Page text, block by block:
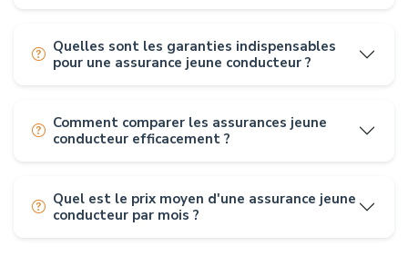
Quelles sont les garanties indispensables
pour une assurance jeune conducteur ?
Comment comparer les assurances jeune
conducteur efficacement ?
Quel est le prix moyen d'une assurance jeune
conducteur par mois ?